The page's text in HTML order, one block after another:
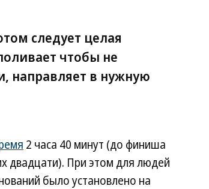
следует целая
чтобы не
направляет в нужную
2 часа 40 минут (до финиша
двадцати). При этом для людей
было установлено на